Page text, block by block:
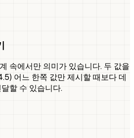
속에서만 의미가 있습니다. 두 값을
어느 한쪽 값만 제시할 때보다 데
할 수 있습니다.